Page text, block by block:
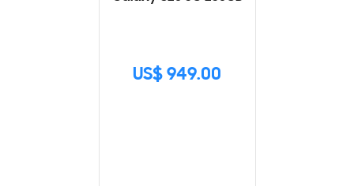
US$ 949.00